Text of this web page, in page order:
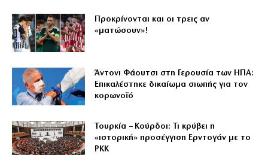
Προκρίνονται και οι τρεις αν
«ματώσουν»!
Άντονι Φάουτσι στη Γερουσία των ΗΠΑ:
Επικαλέστηκε δικαίωμα σιωπής για τον
κορωνοϊό
Τουρκία – Κούρδοι: Τι κρύβει η
«ιστορική» προσέγγιση Ερντογάν με το
PKK